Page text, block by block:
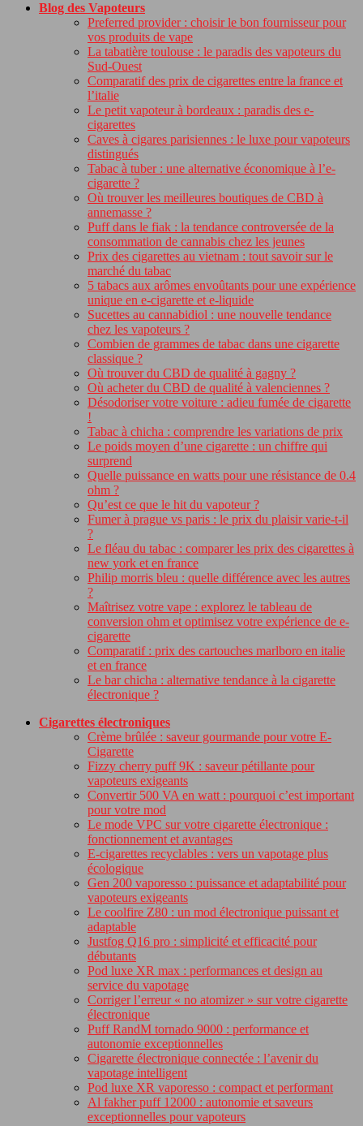
Blog des Vapoteurs
Preferred provider : choisir le bon fournisseur pour
vos produits de vape
La tabatière toulouse : le paradis des vapoteurs du
Sud-Ouest
Comparatif des prix de cigarettes entre la france et
l’italie
Le petit vapoteur à bordeaux : paradis des e-
cigarettes
Caves à cigares parisiennes : le luxe pour vapoteurs
distingués
Tabac à tuber : une alternative économique à l’e-
cigarette ?
Où trouver les meilleures boutiques de CBD à
annemasse ?
Puff dans le fiak : la tendance controversée de la
consommation de cannabis chez les jeunes
Prix des cigarettes au vietnam : tout savoir sur le
marché du tabac
5 tabacs aux arômes envoûtants pour une expérience
unique en e-cigarette et e-liquide
Sucettes au cannabidiol : une nouvelle tendance
chez les vapoteurs ?
Combien de grammes de tabac dans une cigarette
classique ?
Où trouver du CBD de qualité à gagny ?
Où acheter du CBD de qualité à valenciennes ?
Désodoriser votre voiture : adieu fumée de cigarette
!
Tabac à chicha : comprendre les variations de prix
Le poids moyen d’une cigarette : un chiffre qui
surprend
Quelle puissance en watts pour une résistance de 0.4
ohm ?
Qu’est ce que le hit du vapoteur ?
Fumer à prague vs paris : le prix du plaisir varie-t-il
?
Le fléau du tabac : comparer les prix des cigarettes à
new york et en france
Philip morris bleu : quelle différence avec les autres
?
Maîtrisez votre vape : explorez le tableau de
conversion ohm et optimisez votre expérience de e-
cigarette
Comparatif : prix des cartouches marlboro en italie
et en france
Le bar chicha : alternative tendance à la cigarette
électronique ?
Cigarettes électroniques
Crème brûlée : saveur gourmande pour votre E-
Cigarette
Fizzy cherry puff 9K : saveur pétillante pour
vapoteurs exigeants
Convertir 500 VA en watt : pourquoi c’est important
pour votre mod
Le mode VPC sur votre cigarette électronique :
fonctionnement et avantages
E-cigarettes recyclables : vers un vapotage plus
écologique
Gen 200 vaporesso : puissance et adaptabilité pour
vapoteurs exigeants
Le coolfire Z80 : un mod électronique puissant et
adaptable
Justfog Q16 pro : simplicité et efficacité pour
débutants
Pod luxe XR max : performances et design au
service du vapotage
Corriger l’erreur « no atomizer » sur votre cigarette
électronique
Puff RandM tornado 9000 : performance et
autonomie exceptionnelles
Cigarette électronique connectée : l’avenir du
vapotage intelligent
Pod luxe XR vaporesso : compact et performant
Al fakher puff 12000 : autonomie et saveurs
exceptionnelles pour vapoteurs